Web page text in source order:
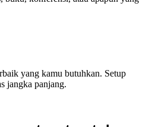
yang kamu butuhkan. Setup
jangka panjang.